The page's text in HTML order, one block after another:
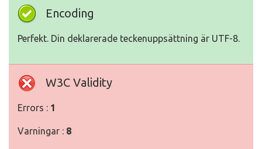
Encoding
Perfekt. Din deklarerade teckenuppsättning är UTF-8.
W3C Validity
Errors : 1
Varningar : 8